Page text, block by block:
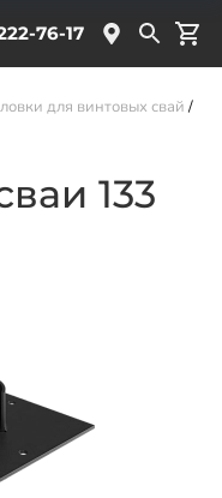
76-17
для винтовых свай
133